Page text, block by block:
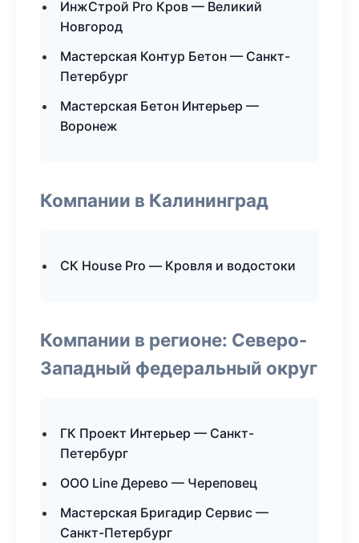
ИнжСтрой Pro Кров — Великий
Новгород
Мастерская Контур Бетон — Санкт-
Петербург
Мастерская Бетон Интерьер —
Воронеж
Компании в Калининград
СК House Pro — Кровля и водостоки
Компании в регионе: Северо-
Западный федеральный округ
ГК Проект Интерьер — Санкт-
Петербург
ООО Line Дерево — Череповец
Мастерская Бригадир Сервис —
Санкт-Петербург